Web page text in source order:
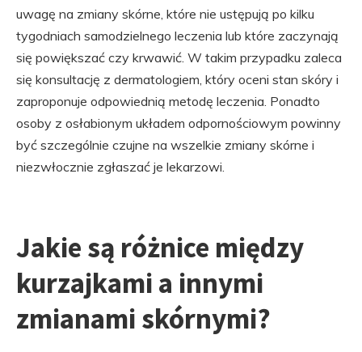
uwagę na zmiany skórne, które nie ustępują po kilku
tygodniach samodzielnego leczenia lub które zaczynają
się powiększać czy krwawić. W takim przypadku zaleca
się konsultację z dermatologiem, który oceni stan skóry i
zaproponuje odpowiednią metodę leczenia. Ponadto
osoby z osłabionym układem odpornościowym powinny
być szczególnie czujne na wszelkie zmiany skórne i
niezwłocznie zgłaszać je lekarzowi.
Jakie są różnice między
kurzajkami a innymi
zmianami skórnymi?